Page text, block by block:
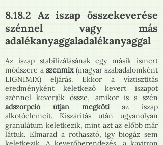
8.18.2 Az iszap összekeverése
szénnel vagy más
adalékanyaggaladalékanyaggal
Az iszap stabilizálásának egy másik ismert
módszere a szénmix(magyar szabadalomként
LIGNIMIX) eljárás. Ekkor a víztisztítás
eredményként keletkező kevert iszapot
szénnel keverjük össze, amikor is a szén
adszorpció útján megkötiaz iszap
alkotóelemeit. Kiszárítás után ugyanolyan
granulátum keletkezik, mint azt az előbb már
láttuk. Elmarad a rothasztó, így biogáz sem